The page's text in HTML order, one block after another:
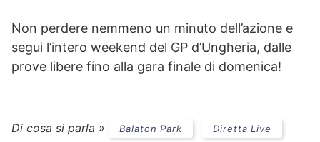
Non perdere nemmeno un minuto dell’azione e
segui l’intero weekend del GP d’Ungheria, dalle
prove libere fino alla gara finale di domenica!
Di cosa si parla » Balaton Park Diretta Live